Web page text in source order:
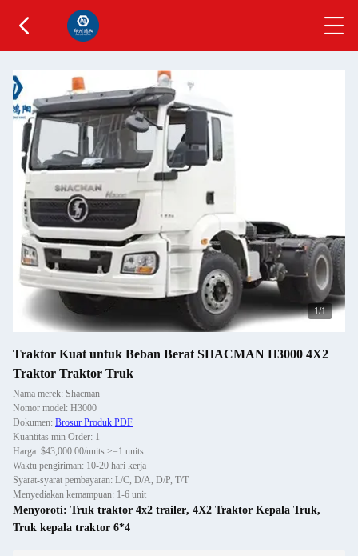
1/1
Traktor Kuat untuk Beban Berat SHACMAN H3000 4X2
Traktor Traktor Truk
Nama merek: Shacman
Nomor model: H3000
Dokumen: Brosur Produk PDF
Kuantitas min Order: 1
Harga: $43,000.00/units >=1 units
Waktu pengiriman: 10-20 hari kerja
Syarat-syarat pembayaran: L/C, D/A, D/P, T/T
Menyediakan kemampuan: 1-6 unit
Menyoroti: Truk traktor 4x2 trailer, 4X2 Traktor Kepala Truk,
Truk kepala traktor 6*4